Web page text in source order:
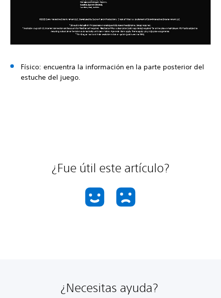
Físico: encuentra la información en la parte posterior del
estuche del juego.
¿Fue útil este artículo?
¿Necesitas ayuda?